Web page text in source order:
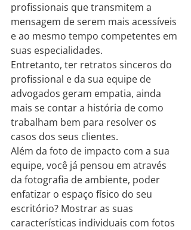
profissionais que transmitem a
mensagem de serem mais acessíveis
e ao mesmo tempo competentes em
suas especialidades.
Entretanto, ter retratos sinceros do
profissional e da sua equipe de
advogados geram empatia, ainda
mais se contar a história de como
trabalham bem para resolver os
casos dos seus clientes.
Além da foto de impacto com a sua
equipe, você já pensou em através
da fotografia de ambiente, poder
enfatizar o espaço físico do seu
escritório? Mostrar as suas
características individuais com fotos